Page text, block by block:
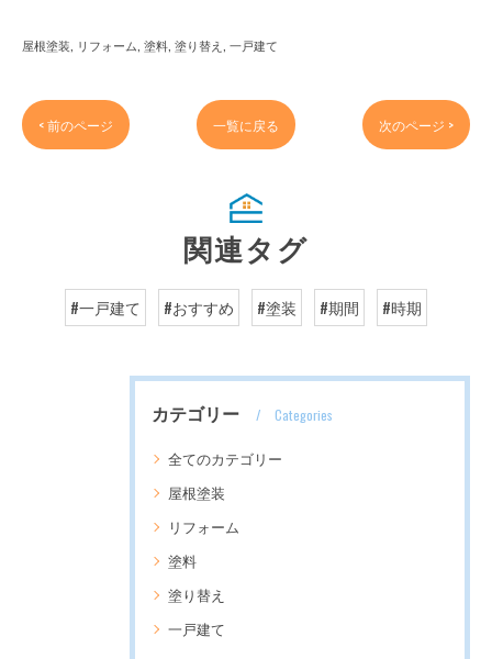
屋根塗装 リフォーム 塗料 塗り替え 一戸建て
< 前のページ 一覧に戻る 次のページ >
関連タグ
#一戸建て #おすすめ #塗装 #期間 #時期
カテゴリー Categories
全てのカテゴリー
屋根塗装
リフォーム
塗料
塗り替え
一戸建て